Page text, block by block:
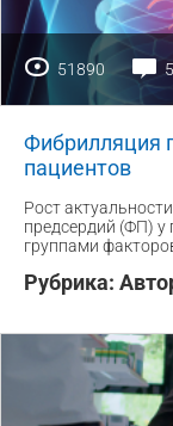
51890 5
Фибрилляция
пациентов
Рост
предсердий (ФП)
группами
Рубрика: